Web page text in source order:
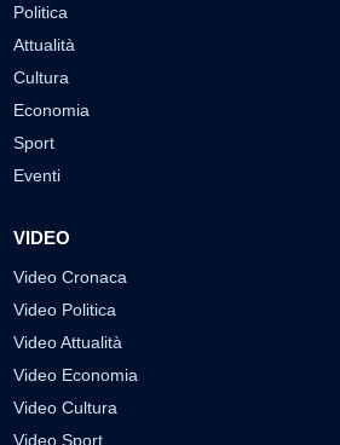
Politica
Attualità
Cultura
Economia
Sport
Eventi
VIDEO
Video Cronaca
Video Politica
Video Attualità
Video Economia
Video Cultura
Video Sport